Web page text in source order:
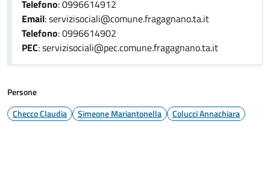
Telefono: 0996614912
Email: servizisociali@comune.fragagnano.ta.it
Telefono: 0996614902
PEC: servizisociali@pec.comune.fragagnano.ta.it
Persone
Checco Claudia
Simeone Mariantonella Colucci Annachiara